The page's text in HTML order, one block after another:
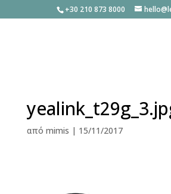
+30 210 873 8000
από mimis | 15/11/2017